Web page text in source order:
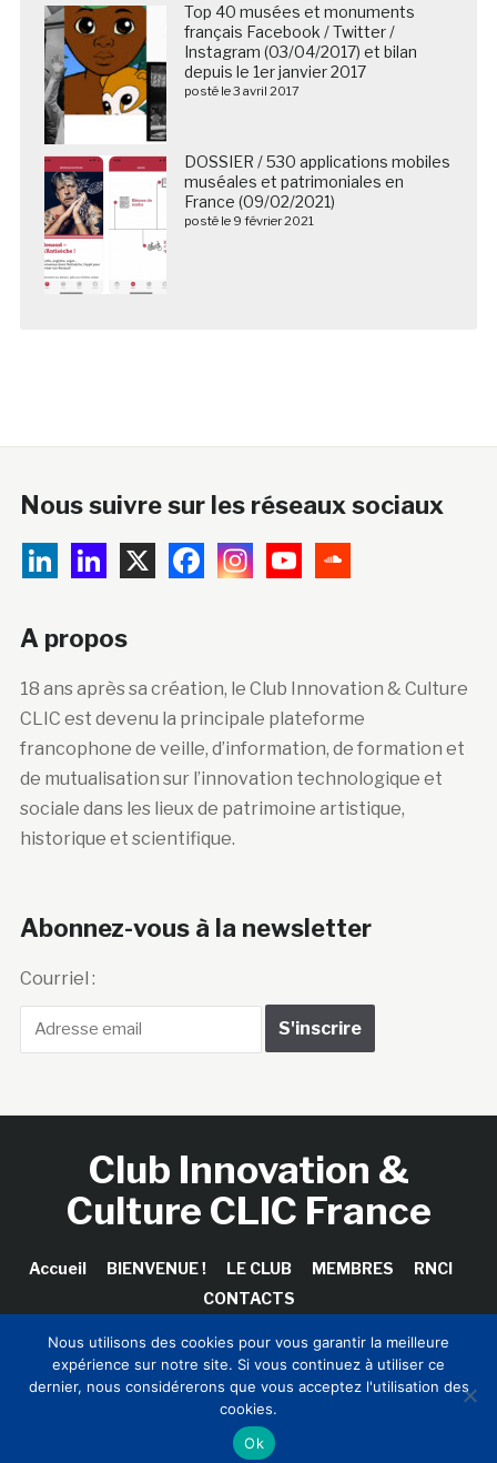
Top 40 musées et monuments
français Facebook / Twitter /
Instagram (03/04/2017) et bilan
depuis le 1er janvier 2017
posté le 3 avril 2017
DOSSIER / 530 applications mobiles
muséales et patrimoniales en
France (09/02/2021)
posté le 9 février 2021
Nous suivre sur les réseaux sociaux
A propos
18 ans après sa création, le Club Innovation & Culture
CLIC est devenu la principale plateforme
francophone de veille, d’information, de formation et
de mutualisation sur l’innovation technologique et
sociale dans les lieux de patrimoine artistique,
historique et scientifique.
Abonnez-vous à la newsletter
Courriel :
Club Innovation &
Culture CLIC France
Accueil BIENVENUE ! LE CLUB MEMBRES
RNCI
CONTACTS
Copyright © 2026 Club Innovation & Culture CLIC France /
Sinapses Conseils
Nous utilisons des cookies pour vous garantir la meilleure
expérience sur notre site. Si vous continuez à utiliser ce
dernier, nous considérerons que vous acceptez l'utilisation des
cookies.
Ok